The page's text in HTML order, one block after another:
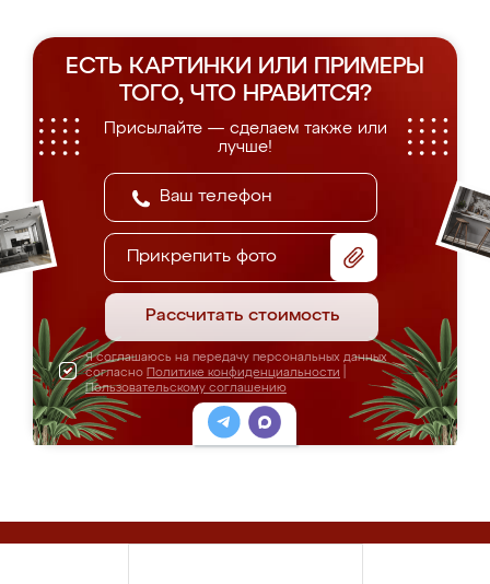
ЕСТЬ КАРТИНКИ ИЛИ ПРИМЕРЫ
ТОГО, ЧТО НРАВИТСЯ?
Присылайте — сделаем также или
лучше!
Прикрепить фото
Рассчитать стоимость
Я соглашаюсь на передачу персональных данных
согласно Политике конфиденциальности
Пользовательскому соглашению